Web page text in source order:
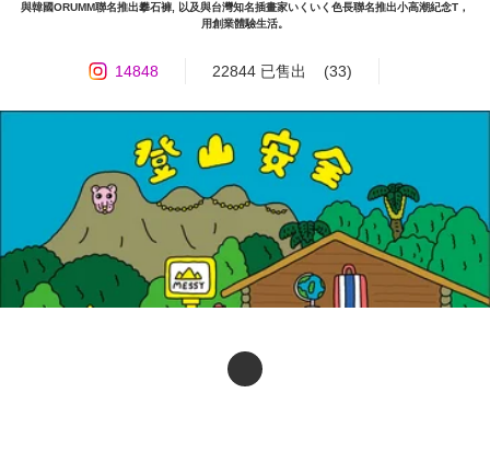
與韓國ORUMM聯名推出攀石褲, 以及與台灣知名插畫家いくいく色長聯名推出小高潮紀念T，
用創業體驗生活。
14848 22844 已售出 (33)